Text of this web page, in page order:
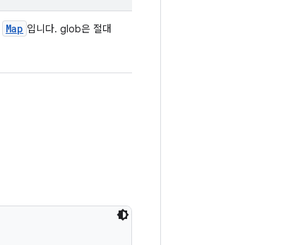
Map 입니다. glob은 절대